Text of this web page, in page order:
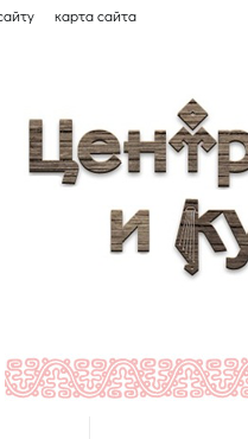
карта сайта